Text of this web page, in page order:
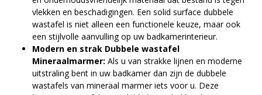
vlekken en beschadigingen. Een solid surface dubbele
wastafel is niet alleen een functionele keuze, maar ook
een stijlvolle aanvulling op uw badkamerinterieur.
Modern en strak Dubbele wastafel
Mineraalmarmer: Als u van strakke lijnen en moderne
uitstraling bent in uw badkamer dan zijn de dubbele
wastafels van mineraal marmer iets voor u. Deze